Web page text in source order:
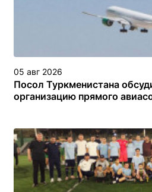
05 авг 2026
Посол Туркменистана
организацию прямого